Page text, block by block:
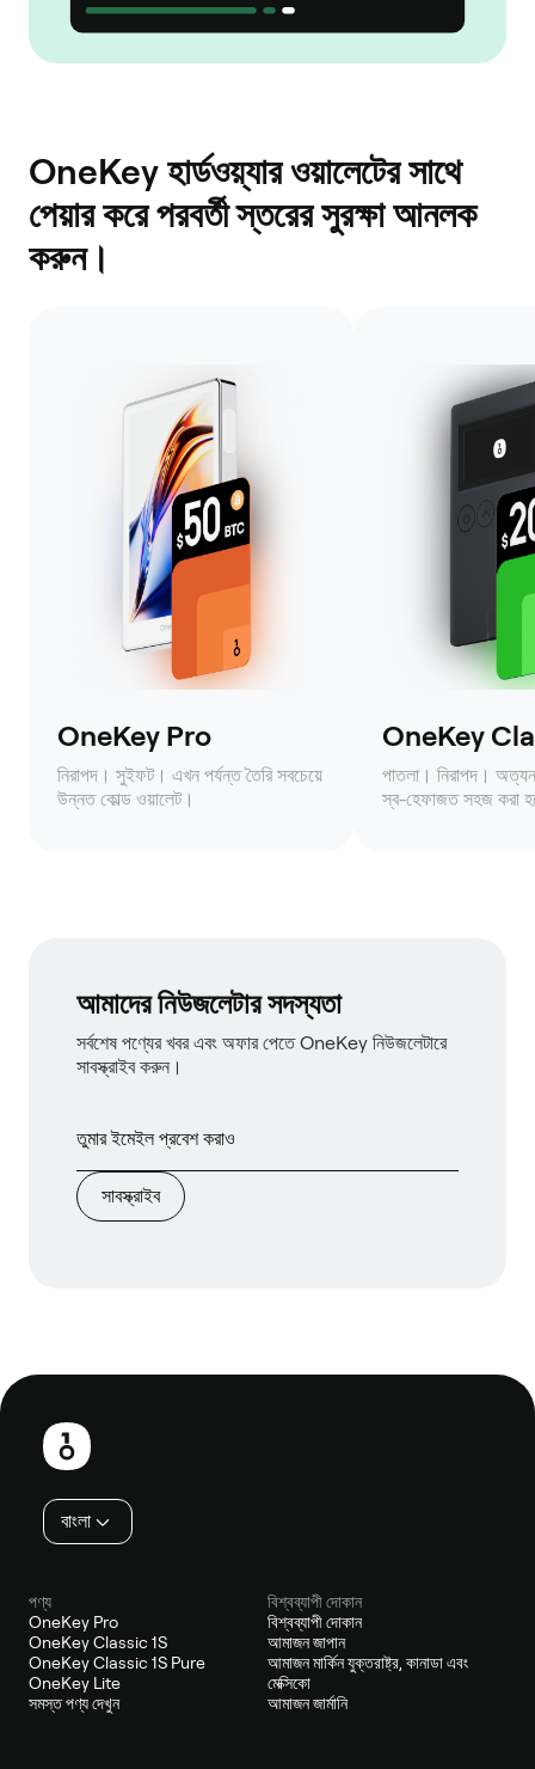
OneKey হার্ডওয়্যার ওয়ালেটের সাথে
পেয়ার করে পরবর্তী স্তরের সুরক্ষা আনলক
করুন।
OneKey Pro
নিরাপদ। সুইফট। এখন পর্যন্ত তৈরি সবচেয়ে
উন্নত কোল্ড ওয়ালেট।
OneKey
পাতলা। নিরাপদ।
স্ব-হেফাজত সহজ করা
আমাদের নিউজলেটার সদস্যতা
সর্বশেষ পণ্যের খবর এবং অফার পেতে OneKey নিউজলেটারে
সাবস্ক্রাইব করুন।
সাবস্ক্রাইব
পাদলেখ
বাংলা
পণ্য
OneKey Pro
OneKey Classic 1S
OneKey Classic 1S Pure
OneKey Lite
সমস্ত পণ্য দেখুন
বিশ্বব্যাপী দোকান
বিশ্বব্যাপী দোকান
আমাজন জাপান
আমাজন মার্কিন যুক্তরাষ্ট্র, কানাডা এবং
মেক্সিকো
আমাজন জার্মানি